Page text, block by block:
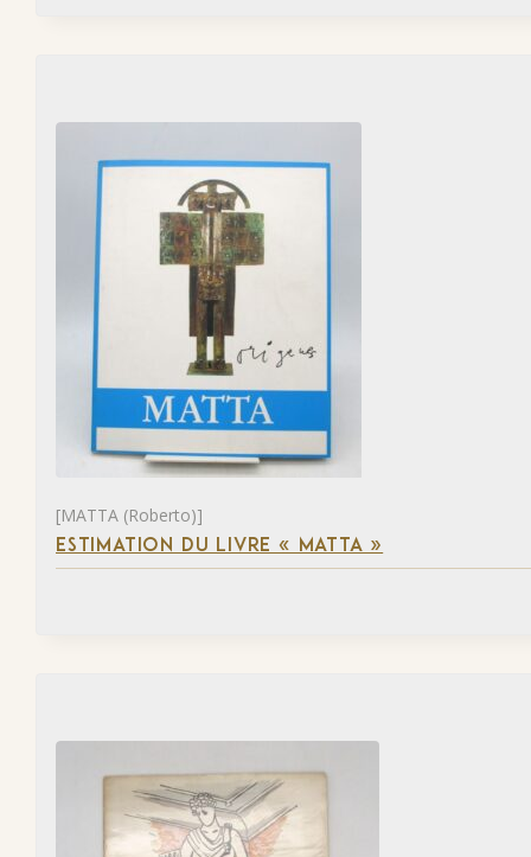
[MATTA (Roberto)]
ESTIMATION DU LIVRE « MATTA »